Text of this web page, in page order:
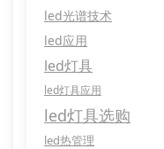
led光谱技术
led应用
led灯具
led灯具应用
led灯具选购
led热管理